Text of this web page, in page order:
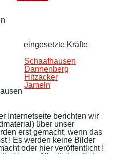
eingesetzte Kräfte
Schaafhausen
Dannenberg
Hitzacker
Jameln
Internetseite berichten wir
über unser
erst gemacht, wenn das
! Es werden keine Bilder
oder hier veröffentlicht !